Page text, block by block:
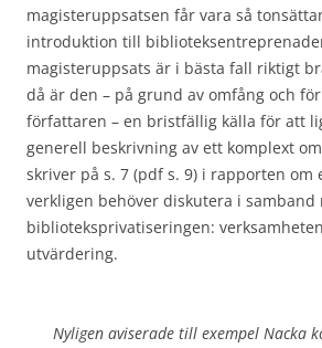
magisteruppsatsen får vara så
introduktion till
magisteruppsats är i bästa fall riktigt
då är den – på grund av omfång och
författaren – en bristfällig källa för att
generell beskrivning av ett komplext
skriver på s. 7 (pdf s. 9) i rapporten om
verkligen behöver diskutera i samband
biblioteksprivatiseringen:
utvärdering.
Nyligen aviserade till exempel Nacka